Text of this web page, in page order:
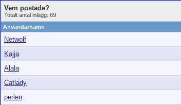
Vem postade?
Totalt antal inlägg: 69
Användarnamn
Netwolf
Kajja
Alala
Catlady
perlen